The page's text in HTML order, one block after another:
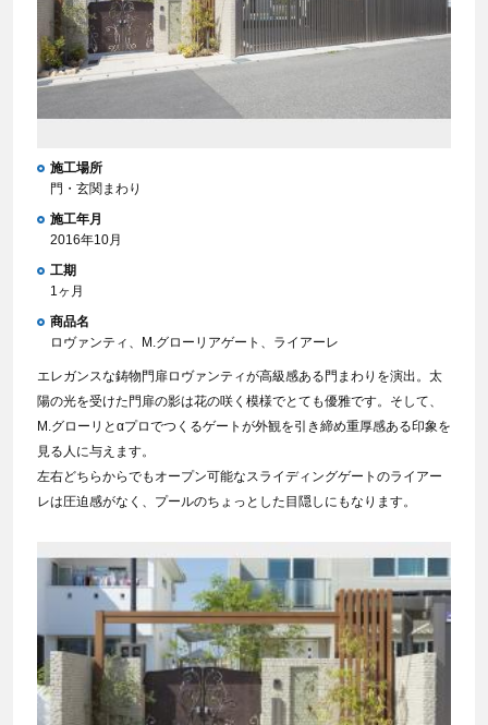
施工場所
門・玄関まわり
施工年月
2016年10月
工期
1ヶ月
商品名
ロヴァンティ、M.グローリアゲート、ライアーレ
エレガンスな鋳物門扉ロヴァンティが高級感ある門まわりを演出。太
陽の光を受けた門扉の影は花の咲く模様でとても優雅です。そして、
M.グローリとαプロでつくるゲートが外観を引き締め重厚感ある印象を
見る人に与えます。
左右どちらからでもオープン可能なスライディングゲートのライアー
レは圧迫感がなく、プールのちょっとした目隠しにもなります。